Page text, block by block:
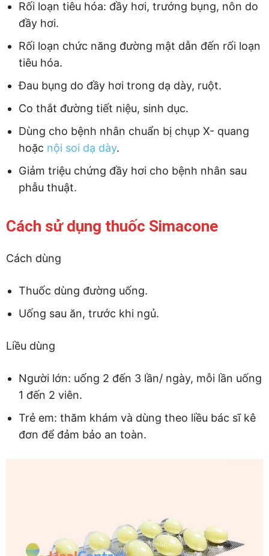
Rối loạn tiêu hóa: đầy hơi, trướng bụng, nôn do
đầy hơi.
Rối loạn chức năng đường mật dẫn đến rối loạn
tiêu hóa.
Đau bụng do đầy hơi trong dạ dày, ruột.
Co thắt đường tiết niệu, sinh dục.
Dùng cho bệnh nhân chuẩn bị chụp X- quang
hoặc nội soi dạ dày.
Giảm triệu chứng đầy hơi cho bệnh nhân sau
phẫu thuật.
Cách sử dụng thuốc Simacone
Cách dùng
Thuốc dùng đường uống.
Uống sau ăn, trước khi ngủ.
Liều dùng
Người lớn: uống 2 đến 3 lần/ ngày, mỗi lần uống
1 đến 2 viên.
Trẻ em: thăm khám và dùng theo liều bác sĩ kê
đơn để đảm bảo an toàn.